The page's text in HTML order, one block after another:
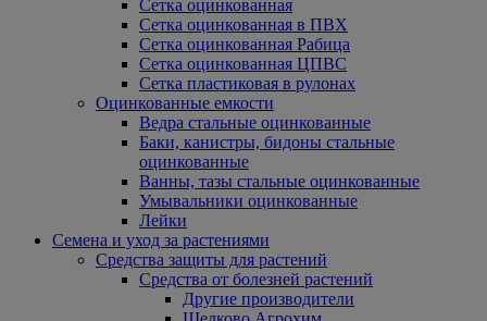
Сетка оцинкованная
Сетка оцинкованная в ПВХ
Сетка оцинкованная Рабица
Сетка оцинкованная ЦПВС
Сетка пластиковая в рулонах
Оцинкованные емкости
Ведра стальные оцинкованные
Баки, канистры, бидоны стальные
оцинкованные
Ванны, тазы стальные оцинкованные
Умывальники оцинкованные
Лейки
Семена и уход за растениями
Средства защиты для растений
Средства от болезней растений
Другие производители